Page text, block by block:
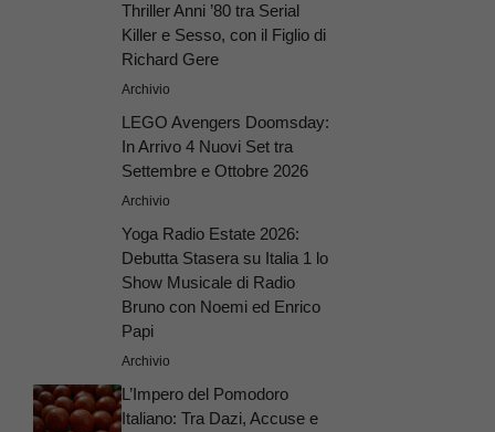
Thriller Anni ’80 tra Serial
Killer e Sesso, con il Figlio di
Richard Gere
Archivio
LEGO Avengers Doomsday:
In Arrivo 4 Nuovi Set tra
Settembre e Ottobre 2026
Archivio
Yoga Radio Estate 2026:
Debutta Stasera su Italia 1 lo
Show Musicale di Radio
Bruno con Noemi ed Enrico
Papi
Archivio
L’Impero del Pomodoro
Italiano: Tra Dazi, Accuse e